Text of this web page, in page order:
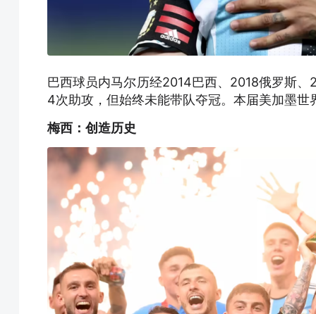
巴西球员内马尔历经2014巴西、2018俄罗斯
4次助攻，但始终未能带队夺冠。本届美加墨
梅西：创造历史